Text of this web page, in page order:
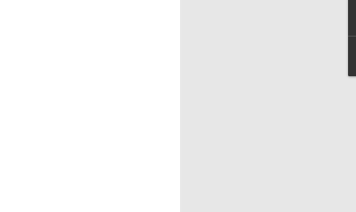
New
has
and
and
about the